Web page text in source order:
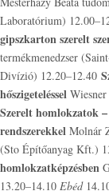
Laboratórium)
gipszkarton szerelt
termékmenedzser
Divízió) 12.20–12.40
hőszigeteléssel
Szerelt homlokzatok
rendszerekkel Molnár
(Sto Építőanyag Kft.)
homlokzatképzésben
13.20–14.10 Ebéd